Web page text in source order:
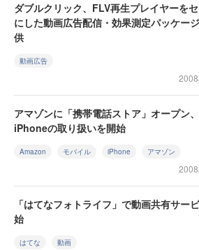
ダブルクリック、FLV再生プレイヤーを
にした動画広告配信・効果測定パッケー
供
動画広告
アマゾンに「携帯電話ストア」オープン、
iPhoneの取り扱いを開始
Amazon モバイル iPhone アマゾン
「はてなフォトライフ」で動画共有サー
始
はてな 動画